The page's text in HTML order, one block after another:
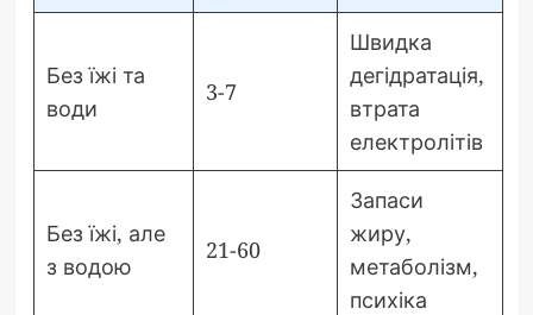
Без їжі та
води
3-7
Швидка
дегідратація,
втрата
електролітів
Без їжі, але
з водою
21-60
Запаси
жиру,
метаболізм,
психіка